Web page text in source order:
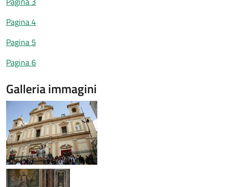
Pagina 4
Pagina 5
Pagina 6
Galleria immagini